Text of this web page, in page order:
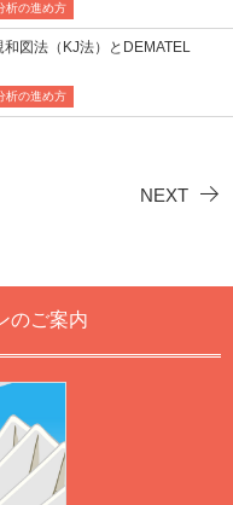
析の進め方
図法（KJ法）とDEMATEL
析の進め方
NEXT
のご案内